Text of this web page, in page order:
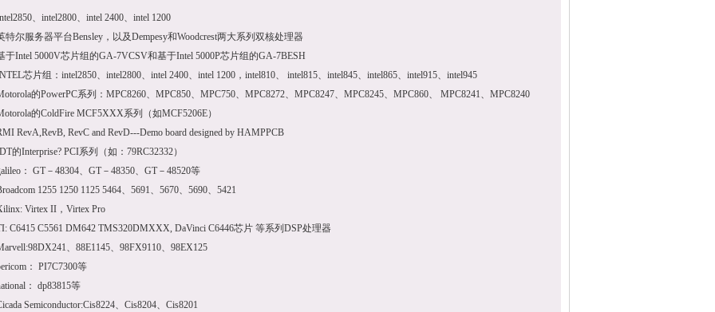
、intel2800、intel 2400、intel 1200
特尔服务器平台Bensley，以及Dempesy和Woodcrest两大系列双核处理器
于Intel 5000V芯片组的GA-7VCSV和基于Intel 5000P芯片组的GA-7BESH
芯片组：intel2850、intel2800、 intel 2400、 intel 1200 ，intel810、 intel815、intel845、intel865、intel915、intel945
的PowerPC系列：MPC8260、MPC850、MPC750、MPC8272、MPC8247、MPC8245、MPC860、 MPC8241、MPC8240
的ColdFire MCF5XXX系列（如MCF5206E）
RevA,RevB, RevC and RevD---Demo board designed by HAMPPCB
的Interprise? PCI系列（如：79RC32332）
： GT－48304、GT－48350、GT－48520等
1255 1250 1125 5464、5691、5670、5690、5421
Virtex II，Virtex Pro
C6415 C5561 DM642 TMS320DMXXX, DaVinci C6446芯片 等系列DSP处理器
、88E1145、98FX9110、98EX125
： PI7C7300等
： dp83815等
Semiconductor:Cis8224、Cis8204、Cis8201